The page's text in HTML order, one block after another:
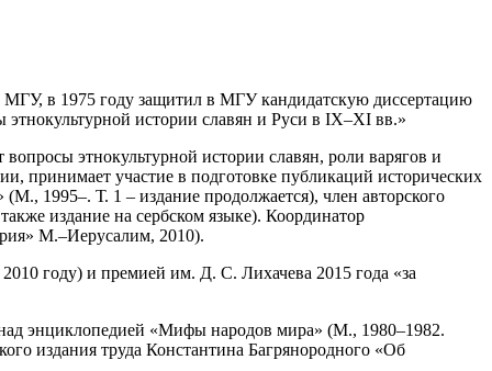
МГУ, в 1975 году защитил в МГУ кандидатскую диссертацию
истории славян и Руси в IX–XI вв.»
этнокультурной истории славян, роли варягов и
принимает участие в подготовке публикаций исторических
(М., 1995–. Т. 1 – издание продолжается), член авторского
издание на сербском языке). Координатор
М.–Иерусалим, 2010).
году) и премией им. Д. С. Лихачева 2015 года «за
над энциклопедией «Мифы народов мира» (М., 1980–1982.
издания труда Константина Багрянородного «Об